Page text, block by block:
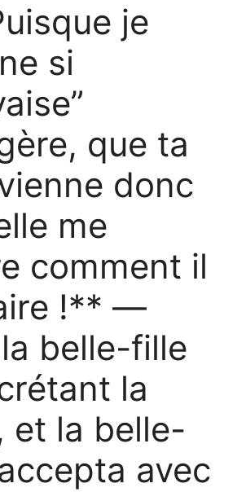
je
si
que ta
donc
me
comment il
!** —
belle-fille
la
et la belle-
avec